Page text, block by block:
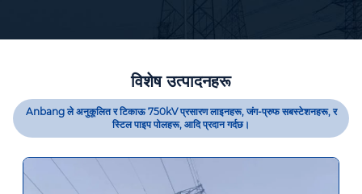
विशेष उत्पादनहरू
Anbang ले अनुकूलित र टिकाऊ 750kV प्रसारण लाइनहरू, जंग-प्रुफ सबस्टेशनहरू, र
स्टिल पाइप पोलहरू, आदि प्रदान गर्दछ।